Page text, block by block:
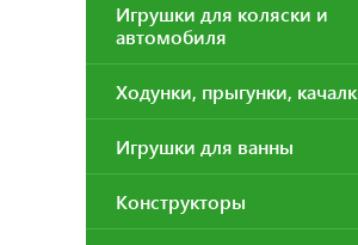
Игрушки для коляски и
автомобиля
Ходунки, прыгунки,
Игрушки для ванны
Конструкторы